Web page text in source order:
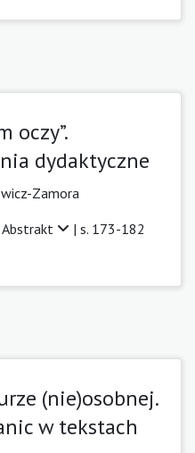
oczy”.
dydaktyczne
Zamora
Abstrakt | s. 173-182
(nie)osobnej.
w tekstach